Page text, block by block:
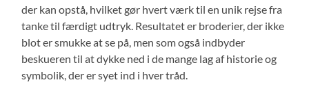
der kan opstå, hvilket gør hvert værk til en unik rejse fra
tanke til færdigt udtryk. Resultatet er broderier, der ikke
blot er smukke at se på, men som også indbyder
beskueren til at dykke ned i de mange lag af historie og
symbolik, der er syet ind i hver tråd.